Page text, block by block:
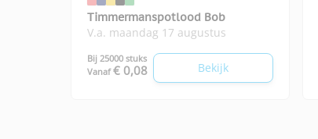
Timmermanspotlood Bob
V.a. maandag 17 augustus
Bij 25000 stuks
Vanaf € 0,08 Bekijk